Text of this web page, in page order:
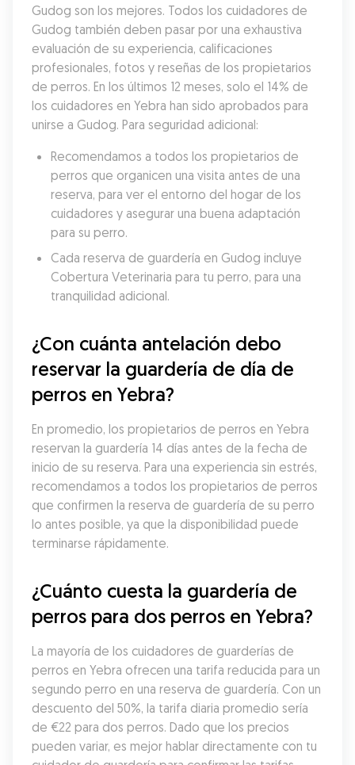
Gudog son los mejores. Todos los cuidadores de
Gudog también deben pasar por una exhaustiva
evaluación de su experiencia, calificaciones
profesionales, fotos y reseñas de los propietarios
de perros. En los últimos 12 meses, solo el 14% de
los cuidadores en Yebra han sido aprobados para
unirse a Gudog. Para seguridad adicional:
Recomendamos a todos los propietarios de
perros que organicen una visita antes de una
reserva, para ver el entorno del hogar de los
cuidadores y asegurar una buena adaptación
para su perro.
Cada reserva de guardería en Gudog incluye
Cobertura Veterinaria para tu perro, para una
tranquilidad adicional.
¿Con cuánta antelación debo
reservar la guardería de día de
perros en Yebra?
En promedio, los propietarios de perros en Yebra
reservan la guardería 14 días antes de la fecha de
inicio de su reserva. Para una experiencia sin estrés,
recomendamos a todos los propietarios de perros
que confirmen la reserva de guardería de su perro
lo antes posible, ya que la disponibilidad puede
terminarse rápidamente.
¿Cuánto cuesta la guardería de
perros para dos perros en Yebra?
La mayoría de los cuidadores de guarderías de
perros en Yebra ofrecen una tarifa reducida para un
segundo perro en una reserva de guardería. Con un
descuento del 50%, la tarifa diaria promedio sería
de €22 para dos perros. Dado que los precios
pueden variar, es mejor hablar directamente con tu